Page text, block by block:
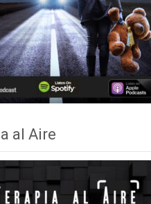
al Aire